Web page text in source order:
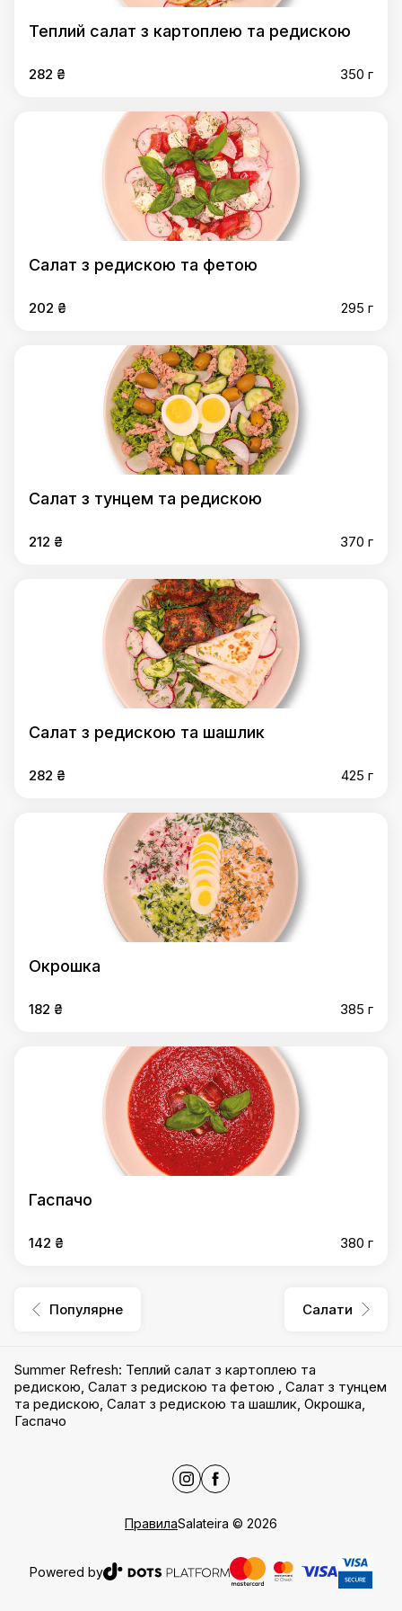
Теплий салат з картоплею та редискою
282 ₴ 350 г
Салат з редискою та фетою
202 ₴ 295 г
Салат з тунцем та редискою
212 ₴ 370 г
Салат з редискою та шашлик
282 ₴ 425 г
Окрошка
182 ₴ 385 г
Гаспачо
142 ₴ 380 г
Популярне Салати
Summer Refresh: Теплий салат з картоплею та
редискою, Салат з редискою та фетою , Салат з тунцем
та редискою, Салат з редискою та шашлик, Окрошка,
Гаспачо
ПравилаSalateira © 2026
Powered by